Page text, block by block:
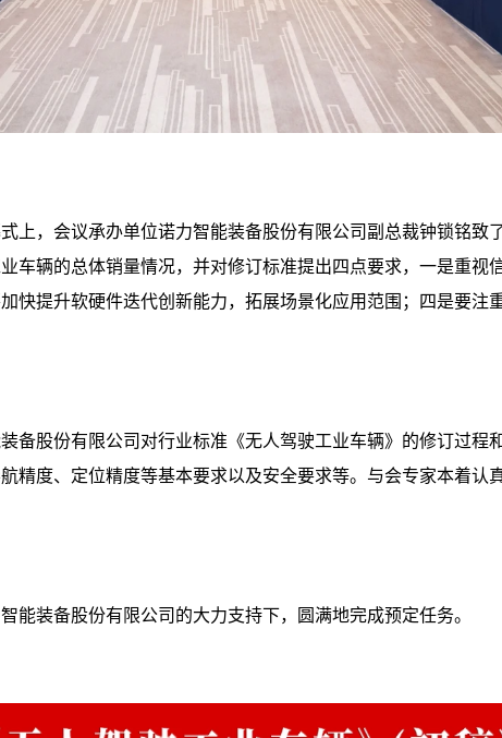
上，会议承办单位诺力智能装备股份有限公司副总裁钟锁铭
车辆的总体销量情况，并对修订标准提出四点要求，一是重视
快提升软硬件迭代创新能力，拓展场景化应用范围；四是要
备股份有限公司对行业标准《无人驾驶工业车辆》的修订过
精度、定位精度等基本要求以及安全要求等。与会专家本着
装备股份有限公司的大力支持下，圆满地完成预定任务。